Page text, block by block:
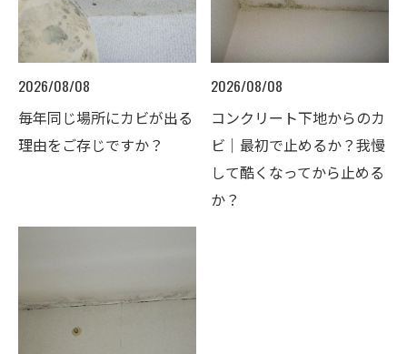
2026/08/08
毎年同じ場所にカビが出る
理由をご存じですか？
2026/08/08
コンクリート下地からのカ
ビ｜最初で止めるか？我慢
して酷くなってから止める
か？